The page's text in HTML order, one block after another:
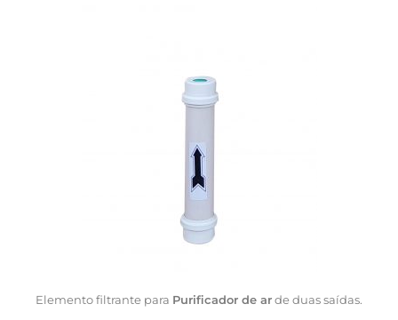
Elemento filtrante para Purificador de arde duas saídas.